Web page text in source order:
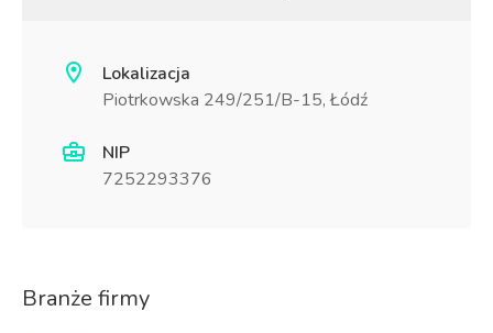
Lokalizacja
Piotrkowska 249/251/B-15, Łódź
NIP
7252293376
Branże firmy